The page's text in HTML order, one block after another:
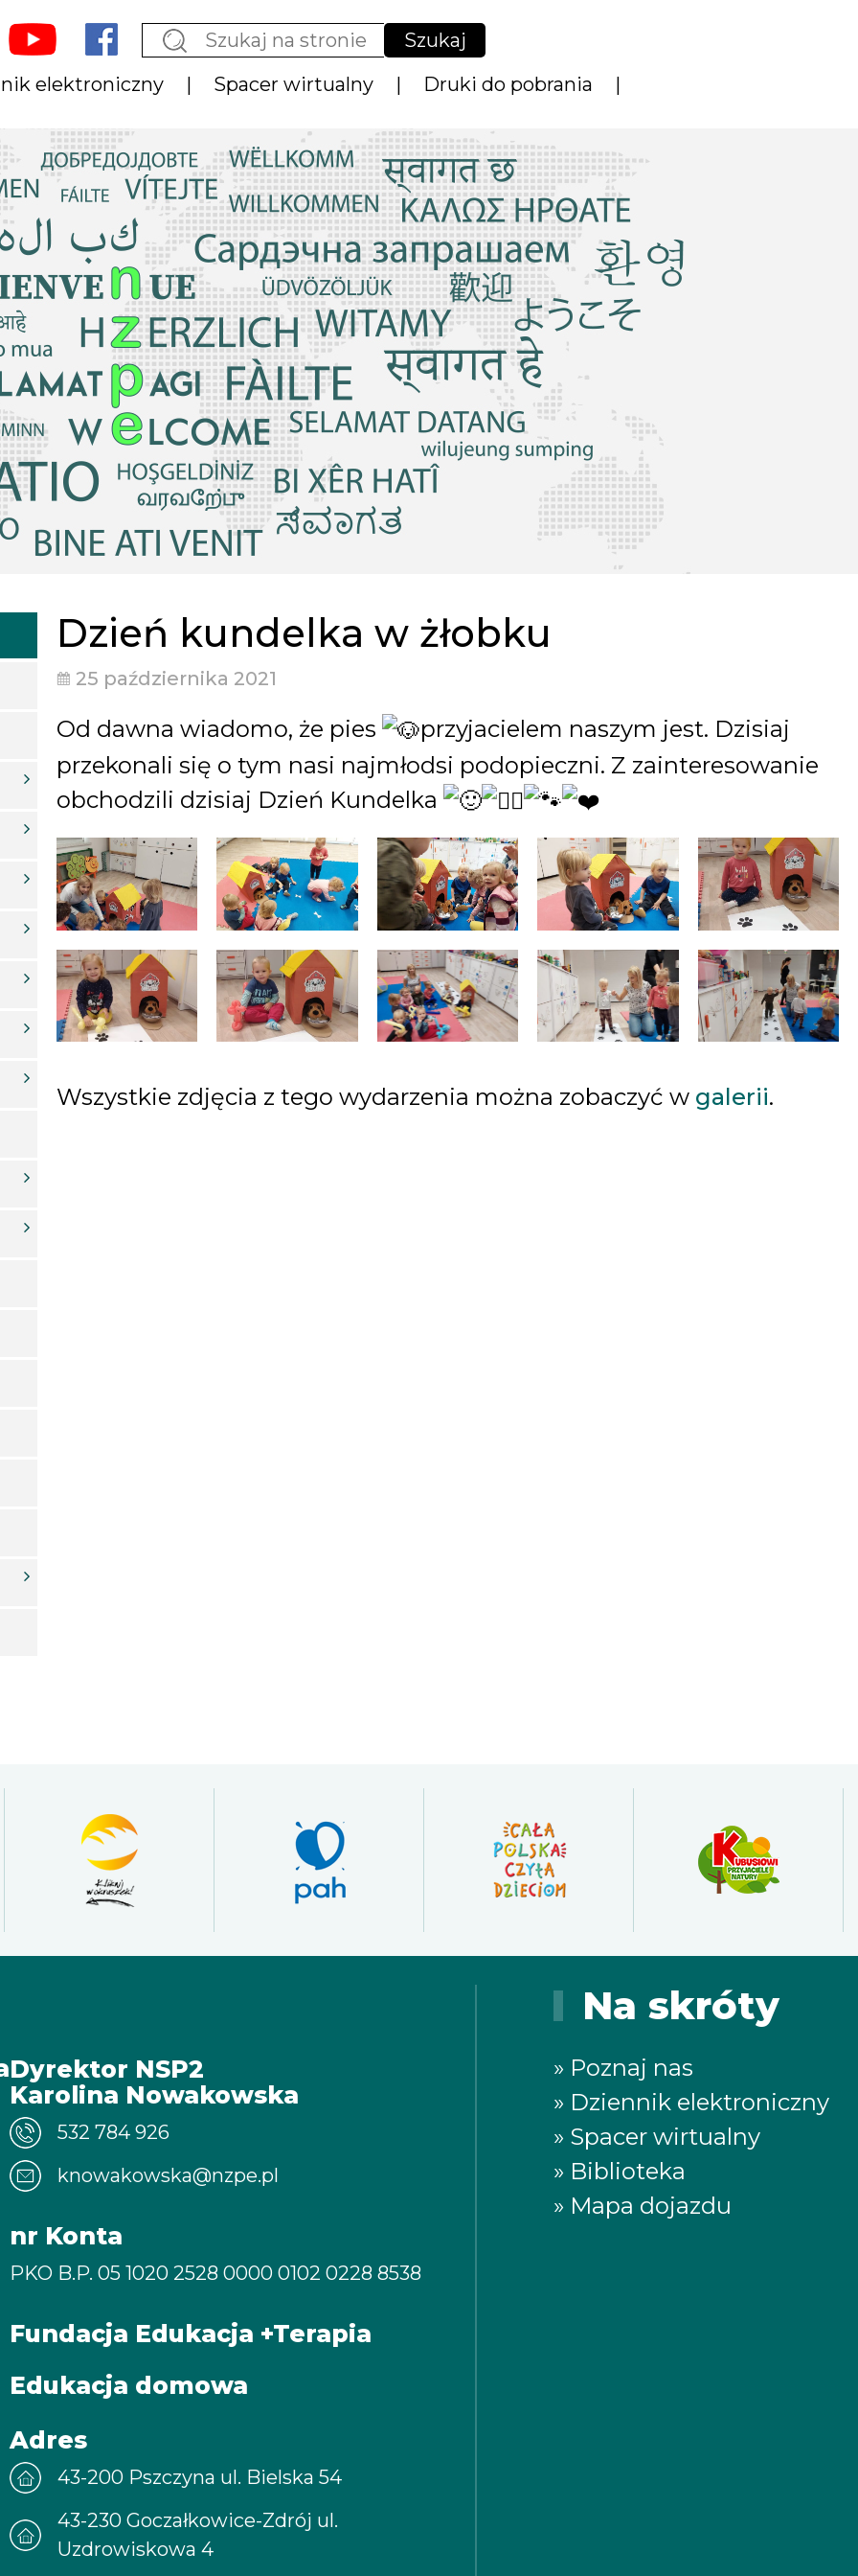
Szukaj
elektroniczny Spacer wirtualny
Druki do pobrania
Dzień kundelka w żłobku
25 października 2021
Od dawna wiadomo, że pies
przyjacielem naszym jest. Dzisiaj
przekonali się o tym nasi najmłodsi podopieczni. Z zainteresowanie
obchodzili dzisiaj Dzień Kundelka
Wszystkie zdjęcia z tego wydarzenia można zobaczyć w galerii.
Dyrektor NSP2
Karolina Nowakowska
532 784 926
knowakowska@nzpe.pl
nr Konta
PKO B.P. 05 1020 2528 0000 0102 0228 8538
Fundacja Edukacja +Terapia
Edukacja domowa
Adres
43-200 Pszczyna ul. Bielska 54
43-230 Goczałkowice-Zdrój ul.
Uzdrowiskowa 4
Na skróty
» Poznaj nas
» Dziennik elektroniczny
» Spacer wirtualny
» Biblioteka
» Mapa dojazdu